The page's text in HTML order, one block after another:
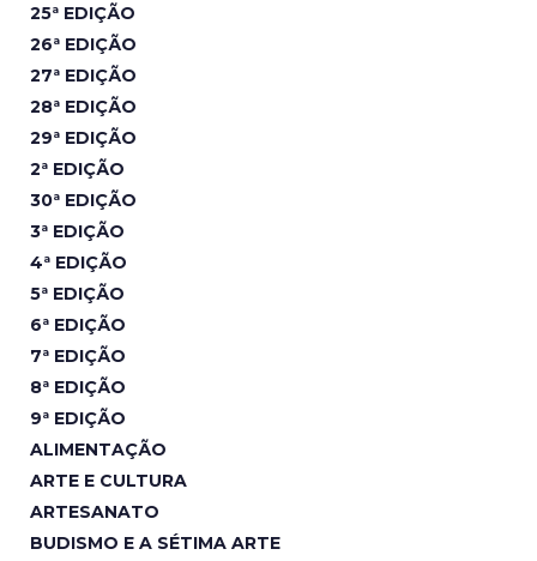
25ª EDIÇÃO
26ª EDIÇÃO
27ª EDIÇÃO
28ª EDIÇÃO
29ª EDIÇÃO
2ª EDIÇÃO
30ª EDIÇÃO
3ª EDIÇÃO
4ª EDIÇÃO
5ª EDIÇÃO
6ª EDIÇÃO
7ª EDIÇÃO
8ª EDIÇÃO
9ª EDIÇÃO
ALIMENTAÇÃO
ARTE E CULTURA
ARTESANATO
BUDISMO E A SÉTIMA ARTE